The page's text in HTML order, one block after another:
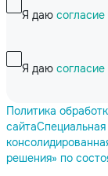
Я даю согласие
Я даю согласие
Политика
сайта
решения» по